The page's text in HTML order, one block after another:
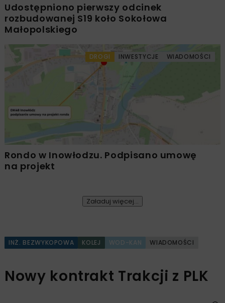
Udostępniono pierwszy odcinek
rozbudowanej S19 koło Sokołowa
Małopolskiego
DROGI INWESTYCJE WIADOMOŚCI
Rondo w Inowłodzu. Podpisano umowę
na projekt
Załaduj więcej...
INŻ. BEZWYKOPOWA KOLEJ WOD-KAN WIADOMOŚCI
Nowy kontrakt Trakcji z PLK